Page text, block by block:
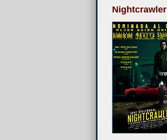
Nightcrawler